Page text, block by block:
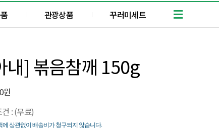
장
쑥
관광상품 꾸러미세트
내] 볶음참깨 150g
원
: (무료)
에 상관없이 배송비가 청구되지 않습니다.